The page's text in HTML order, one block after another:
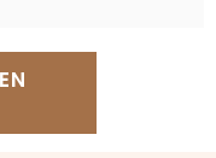
empfehlen wir
Sessel, einen
sowie eine
Vergessen Sie